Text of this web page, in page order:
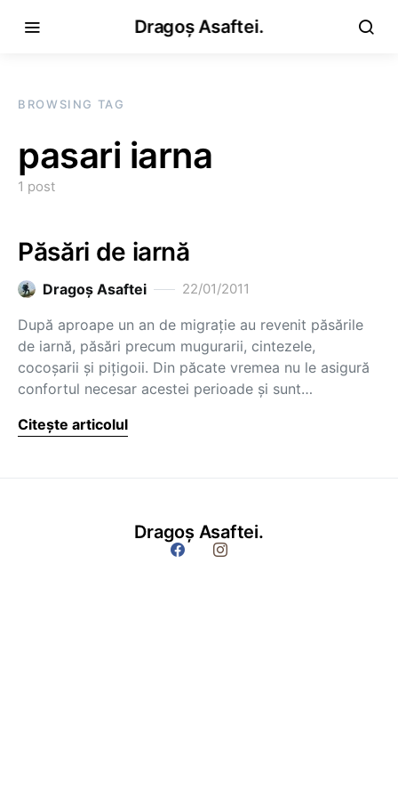
Dragoș Asaftei.
BROWSING TAG
pasari iarna
1 post
Păsări de iarnă
Dragoş Asaftei 22/01/2011
După aproape un an de migraţie au revenit păsările
de iarnă, păsări precum mugurarii, cintezele,
cocoşarii şi piţigoii. Din păcate vremea nu le asigură
confortul necesar acestei perioade şi sunt…
Citește articolul
Dragoș Asaftei.